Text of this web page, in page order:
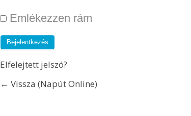
Emlékezzen rám
Elfelejtett jelszó?
← Vissza (Napút Online)